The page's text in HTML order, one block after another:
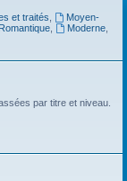
et traités
Moyen-
Romantique Moderne
par titre et niveau.